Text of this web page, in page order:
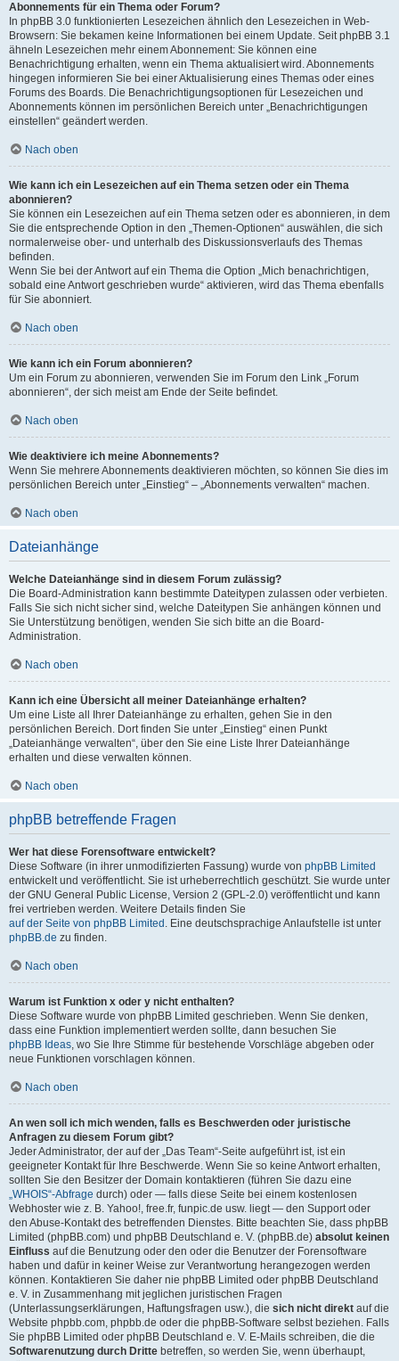
Abonnements für ein Thema oder Forum?
In phpBB 3.0 funktionierten Lesezeichen ähnlich den Lesezeichen in Web-
Browsern: Sie bekamen keine Informationen bei einem Update. Seit phpBB 3.1
ähneln Lesezeichen mehr einem Abonnement: Sie können eine
Benachrichtigung erhalten, wenn ein Thema aktualisiert wird. Abonnements
hingegen informieren Sie bei einer Aktualisierung eines Themas oder eines
Forums des Boards. Die Benachrichtigungsoptionen für Lesezeichen und
Abonnements können im persönlichen Bereich unter „Benachrichtigungen
einstellen“ geändert werden.
Nach oben
Wie kann ich ein Lesezeichen auf ein Thema setzen oder ein Thema
abonnieren?
Sie können ein Lesezeichen auf ein Thema setzen oder es abonnieren, in dem
Sie die entsprechende Option in den „Themen-Optionen“ auswählen, die sich
normalerweise ober- und unterhalb des Diskussionsverlaufs des Themas
befinden.
Wenn Sie bei der Antwort auf ein Thema die Option „Mich benachrichtigen,
sobald eine Antwort geschrieben wurde“ aktivieren, wird das Thema ebenfalls
für Sie abonniert.
Nach oben
Wie kann ich ein Forum abonnieren?
Um ein Forum zu abonnieren, verwenden Sie im Forum den Link „Forum
abonnieren“, der sich meist am Ende der Seite befindet.
Nach oben
Wie deaktiviere ich meine Abonnements?
Wenn Sie mehrere Abonnements deaktivieren möchten, so können Sie dies im
persönlichen Bereich unter „Einstieg“ – „Abonnements verwalten“ machen.
Nach oben
Dateianhänge
Welche Dateianhänge sind in diesem Forum zulässig?
Die Board-Administration kann bestimmte Dateitypen zulassen oder verbieten.
Falls Sie sich nicht sicher sind, welche Dateitypen Sie anhängen können und
Sie Unterstützung benötigen, wenden Sie sich bitte an die Board-
Administration.
Nach oben
Kann ich eine Übersicht all meiner Dateianhänge erhalten?
Um eine Liste all Ihrer Dateianhänge zu erhalten, gehen Sie in den
persönlichen Bereich. Dort finden Sie unter „Einstieg“ einen Punkt
„Dateianhänge verwalten“, über den Sie eine Liste Ihrer Dateianhänge
erhalten und diese verwalten können.
Nach oben
phpBB betreffende Fragen
Wer hat diese Forensoftware entwickelt?
Diese Software (in ihrer unmodifizierten Fassung) wurde von phpBB Limited
entwickelt und veröffentlicht. Sie ist urheberrechtlich geschützt. Sie wurde unter
der GNU General Public License, Version 2 (GPL-2.0) veröffentlicht und kann
frei vertrieben werden. Weitere Details finden Sie
auf der Seite von phpBB Limited . Eine deutschsprachige Anlaufstelle ist unter
phpBB.de zu finden.
Nach oben
Warum ist Funktion x oder y nicht enthalten?
Diese Software wurde von phpBB Limited geschrieben. Wenn Sie denken,
dass eine Funktion implementiert werden sollte, dann besuchen Sie
phpBB Ideas, wo Sie Ihre Stimme für bestehende Vorschläge abgeben oder
neue Funktionen vorschlagen können.
Nach oben
An wen soll ich mich wenden, falls es Beschwerden oder juristische
Anfragen zu diesem Forum gibt?
Jeder Administrator, der auf der „Das Team“-Seite aufgeführt ist, ist ein
geeigneter Kontakt für Ihre Beschwerde. Wenn Sie so keine Antwort erhalten,
sollten Sie den Besitzer der Domain kontaktieren (führen Sie dazu eine
„WHOIS“-Abfrage durch) oder — falls diese Seite bei einem kostenlosen
Webhoster wie z. B. Yahoo!, free.fr, funpic.de usw. liegt — den Support oder
den Abuse-Kontakt des betreffenden Dienstes. Bitte beachten Sie, dass phpBB
Limited (phpBB.com) und phpBB Deutschland e. V. (phpBB.de) absolut keinen
Einfluss auf die Benutzung oder den oder die Benutzer der Forensoftware
haben und dafür in keiner Weise zur Verantwortung herangezogen werden
können. Kontaktieren Sie daher nie phpBB Limited oder phpBB Deutschland
e. V. in Zusammenhang mit jeglichen juristischen Fragen
(Unterlassungserklärungen, Haftungsfragen usw.), die sich nicht direkt auf die
Website phpbb.com, phpbb.de oder die phpBB-Software selbst beziehen. Falls
Sie phpBB Limited oder phpBB Deutschland e. V. E-Mails schreiben, die die
Softwarenutzung durch Dritte betreffen, so werden Sie, wenn überhaupt,